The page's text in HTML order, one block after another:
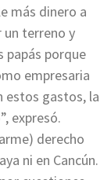
más dinero a
un terreno y
papás porque
empresaria
estos gastos, la
expresó.
derecho
ni en Cancún.